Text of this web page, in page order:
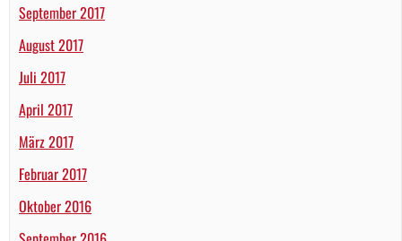
September 2017
August 2017
Juli 2017
April 2017
März 2017
Februar 2017
Oktober 2016